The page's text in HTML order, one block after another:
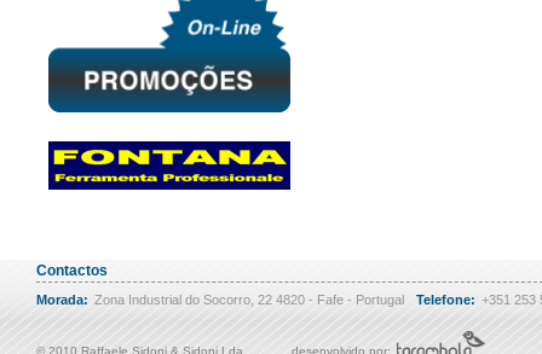
Contactos
Morada: Zona Industrial do Socorro, 22 4820 - Fafe - Portugal Telefone: +351 253
© 2010 Raffaele Sidoni & Sidoni Lda desenvolvido por: